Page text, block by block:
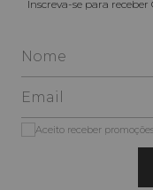
Inscreva-se para receber
Aceito receber